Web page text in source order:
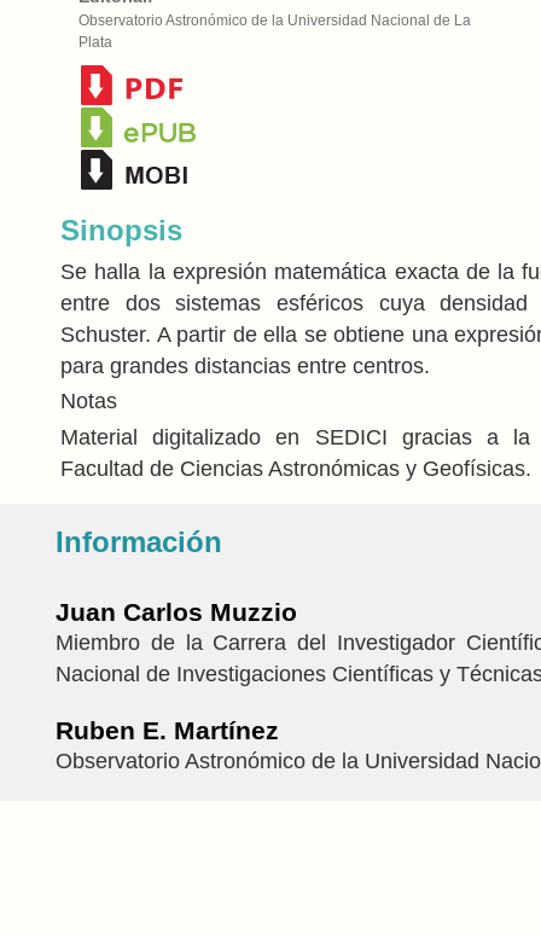
Observatorio Astronómico de la Universidad Nacional de La
Plata
Sinopsis
Se halla la expresión matemática exacta de la
entre dos sistemas esféricos cuya
Schuster. A partir de ella se obtiene una
para grandes distancias entre centros.
Notas
Material digitalizado en SEDICI gracias a
Facultad de Ciencias Astronómicas y Geofísicas.
Información
Juan Carlos Muzzio
Miembro de la Carrera del Investigador
Nacional de Investigaciones Científicas y
Ruben E. Martínez
Observatorio Astronómico de la Universidad